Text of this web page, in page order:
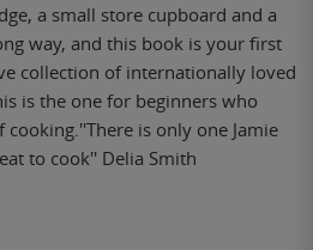
a small store cupboard and a
way, and this book is your first
collection of internationally loved
is the one for beginners who
is only one Jamie
to cook'' Delia Smith